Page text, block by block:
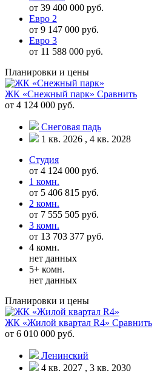
от 39 400 000 руб.
Евро 2
от 9 147 000 руб.
Евро 3
от 11 588 000 руб.
Планировки и цены
ЖК «Снежный парк» Сравнить
от 4 124 000 руб.
Снеговая падь
1 кв. 2026 , 4 кв. 2028
Студия
от 4 124 000 руб.
1 комн.
от 5 406 815 руб.
2 комн.
от 7 555 505 руб.
3 комн.
от 13 703 377 руб.
4 комн.
нет данных
5+ комн.
нет данных
Планировки и цены
ЖК «Жилой квартал R4» Сравнить
от 6 010 000 руб.
Ленинский
4 кв. 2027 , 3 кв. 2030